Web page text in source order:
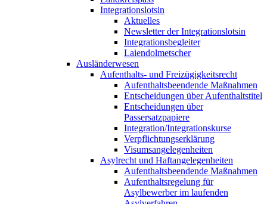
Integrationslotsin
Aktuelles
Newsletter der Integrationslotsin
Integrationsbegleiter
Laiendolmetscher
Ausländerwesen
Aufenthalts- und Freizügigkeitsrecht
Aufenthaltsbeendende Maßnahmen
Entscheidungen über Aufenthaltstitel
Entscheidungen über
Passersatzpapiere
Integration/Integrationskurse
Verpflichtungserklärung
Visumsangelegenheiten
Asylrecht und Haftangelegenheiten
Aufenthaltsbeendende Maßnahmen
Aufenthaltsregelung für
Asylbewerber im laufenden